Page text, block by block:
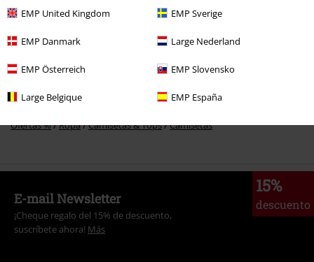
EMP United Kingdom EMP Sverige
EMP Danmark Large Nederland
EMP Österreich EMP Slovensko
Large Belgique EMP España
Hombre Ropa Camisetas Camisetas
Ofertas % Películas & TV
Ofertas % Hombre Camisetas & Tops
Nuevo Ropa Camisetas & Tops Camisetas
Ofertas % Ropa Camisetas & Tops Camisetas
15%
descuento
E-mail Newsletter
¡Cheque regalo del 15% de descuento,
suscríbete ahora! Más